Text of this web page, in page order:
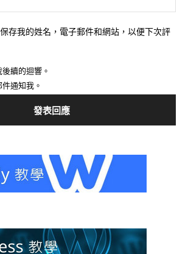
存我的姓名，電子郵件和網站，以便下次評
續的迴響。
通知我。